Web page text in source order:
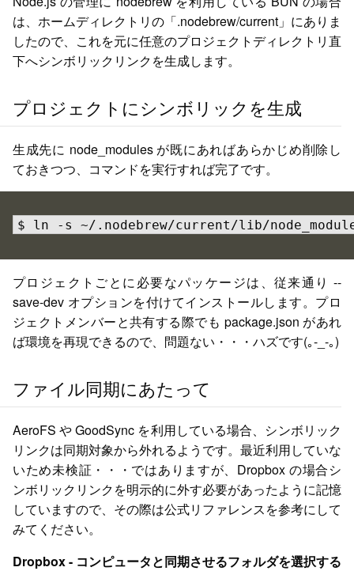
は、ホームディレクトリの「.nodebrew/current」にありま
したので、これを元に任意のプロジェクトディレクトリ直
下へシンボリックリンクを生成します。
プロジェクトにシンボリックを生成
生成先に node_modules が既にあればあらかじめ削除し
ておきつつ、コマンドを実行すれば完了です。
$ ln -s ~/.nodebrew/current/lib/
プロジェクトごとに必要なパッケージは、従来通り --
save-dev オプションを付けてインストールします。プロ
ジェクトメンバーと共有する際でも package.json があれ
ば環境を再現できるので、問題ない・・・ハズです(｡-_-｡)
ファイル同期にあたって
AeroFS や GoodSync を利用している場合、シンボリック
リンクは同期対象から外れるようです。最近利用していな
いため未検証・・・ではありますが、Dropbox の場合シ
ンボリックリンクを明示的に外す必要があったように記憶
していますので、その際は公式リファレンスを参考にして
みてください。
Dropbox - コンピュータと同期させるフォルダを選択する